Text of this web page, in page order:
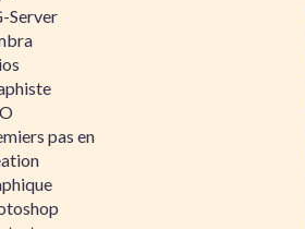
Server
pas en